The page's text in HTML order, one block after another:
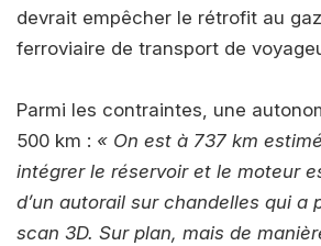
devrait empêcher le rétrofit au
ferroviaire de transport de
Parmi les contraintes, une
500 km : « On est à 737 km
intégrer le réservoir et le moteur
d’un autorail sur chandelles qui a
scan 3D. Sur plan, mais de